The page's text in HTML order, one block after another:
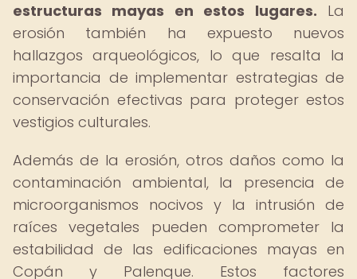
estructuras mayas en estos lugares. La
erosión también ha expuesto nuevos
hallazgos arqueológicos, lo que resalta la
importancia de implementar estrategias de
conservación efectivas para proteger estos
vestigios culturales.
Además de la erosión, otros daños como la
contaminación ambiental, la presencia de
microorganismos nocivos y la intrusión de
raíces vegetales pueden comprometer la
estabilidad de las edificaciones mayas en
Copán y Palenque. Estos factores